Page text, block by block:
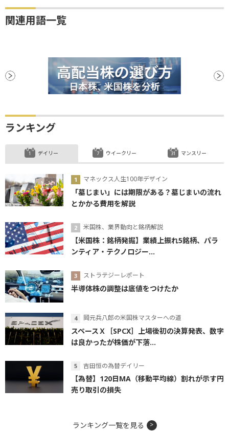
関連用語一覧
ランキング
デイリー
マネックス人生100年デザイン
「墓じまい」には期限がある？墓じまいの流れ
とかかる費用を解説
米国株、業界動向と銘柄解説
【米国株：銘柄発掘】業績上振れ5銘柄、パラ
ンティア・テクノロジー...
ストラテジーレポート
半導体株の調整は底値をつけたか
岡元兵八郎の米国株マスターへの道
スペースＸ［SPCX］上場後初の決算発表、数字
は良かったが株価が下落...
吉田恒の為替デイリー
【為替】120日MA（移動平均線）割れが示す円
売り取引の損失
ウイークリー マンスリー
ランキング一覧を見る